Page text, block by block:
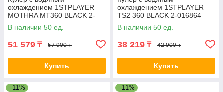
охлаждением 1STPLAYER
MOTHRA MT360 BLACK 2-
015728
В наличии 50 ед.
51 579 ₸ 57 900 ₸
Купить
охлаждением 1STPLAYER
TS2 360 BLACK 2-016864
В наличии 50 ед.
38 219 ₸ 42 900 ₸
Купить
–11% –11%